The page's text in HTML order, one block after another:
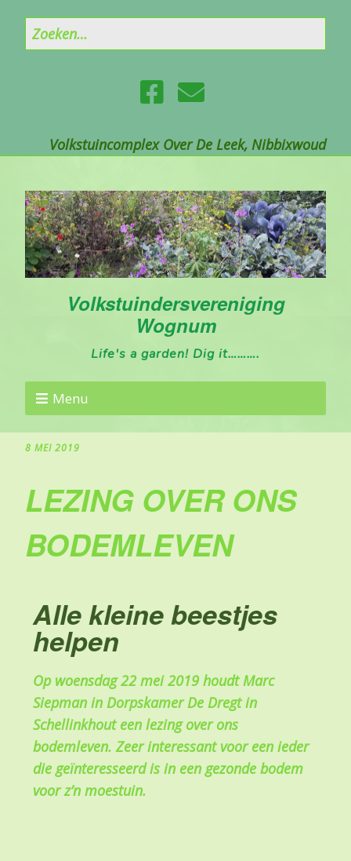
Volkstuincomplex Over De Leek, Nibbixwoud
Volkstuindersvereniging
Wognum
Life's a garden! Dig it……….
Menu
8 MEI 2019
LEZING OVER ONS
BODEMLEVEN
Alle kleine beestjes
helpen
Op woensdag 22 mei 2019 houdt Marc
Siepman in Dorpskamer De Dregt in
Schellinkhout een lezing over ons
bodemleven. Zeer interessant voor een ieder
die geïnteresseerd is in een gezonde bodem
voor z’n moestuin.